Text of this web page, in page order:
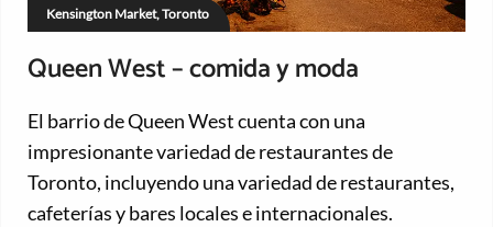
Kensington Market, Toronto
Queen West – comida y moda
El barrio de Queen West cuenta con una
impresionante variedad de restaurantes de
Toronto, incluyendo una variedad de restaurantes,
cafeterías y bares locales e internacionales.